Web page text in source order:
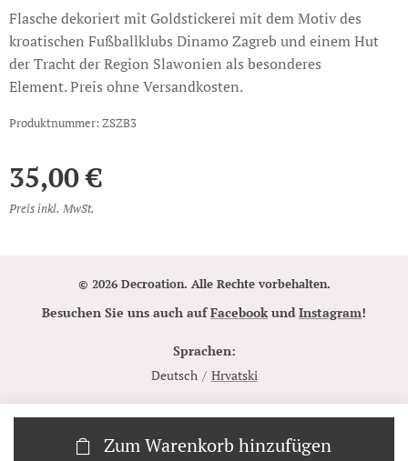
Flasche dekoriert mit Goldstickerei mit dem Motiv des
kroatischen Fußballklubs Dinamo Zagreb und einem Hut
der Tracht der Region Slawonien als besonderes
Element. Preis ohne Versandkosten.
Produktnummer: ZSZB3
35,00€
Preis inkl. MwSt.
Zum Warenkorb hinzufügen
© 2026 Decroation. Alle Rechte vorbehalten.
Besuchen Sie uns auch aufFacebookundInstagram!
Sprachen
Deutsch
Hrvatski